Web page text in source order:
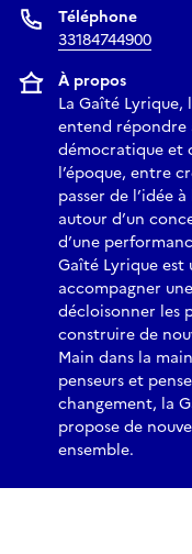
22 mai 2026, et de
artistes et poéte·sses
Rasha Salti et Anna
Avec : Samaa Abu
Mahmoud Alshaer,
Mohamed
Nour Elassy, Feryel
Kiswanson, Pauline
Naous, Salman
Slitine, Elvan
Programme détaillé
Les 5 et 6 juin 2026,
Festival, un rendez-
contemporaine
Hawaf,Sahabréunit
initiatives
Téléphone
33184744900
À propos
La Gaîté Lyrique,
entend répondre
démocratique et
l’époque, entre
passer de l’idée
autour d’un
d’une
Gaîté Lyrique
accompagner
décloisonner les
construire de
Main dans la
penseurs et
changement, la
propose de
ensemble.